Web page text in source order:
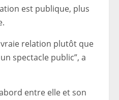
est publique, plus
vraie relation plutôt que
spectacle public”, a
entre elle et son